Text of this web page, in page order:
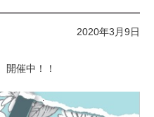
2020年3月9日
催中！！